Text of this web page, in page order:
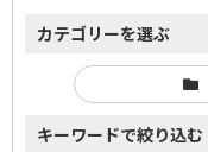
カテゴリーを選ぶ
キーワードで絞り込む